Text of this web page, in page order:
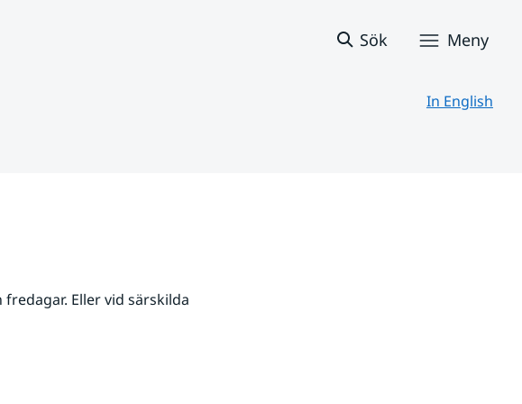
Sök Meny
In English
Eller vid särskilda